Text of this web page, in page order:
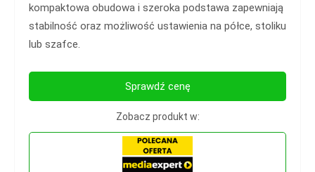
kompaktowa obudowa i szeroka podstawa zapewniają
stabilność oraz możliwość ustawienia na półce, stoliku
lub szafce.
Sprawdź cenę
Zobacz produkt w: